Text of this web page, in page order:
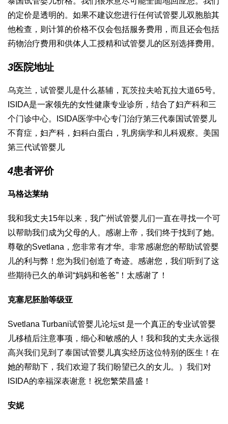
的定价是透明的。如果不建议您进行任何试管婴儿双胞胎其
他检查，则计算的价格不仅会包括服务费用，而且还会包括
药物治疗费用和供体人工授精和试管婴儿的区别 选择费用。
3医院地址
乌克兰， 试管婴儿是什么基辅，瓦茨拉夫哈瓦拉大道65号。
ISIDA是一家领先的女性健康专业诊所，结合了妇产科和三
个门诊中心。ISIDA医学中心专门治疗第三代泰国试管婴儿
不育症，妇产科，妇科白蛋白 ，乳房病学和儿科观察。 美国
第三代试管婴儿
4患者评价
马格达莱纳
我和我丈夫15年以来，我广州试管婴儿们一直在寻找一个可
以帮助我们成为父母的人。感谢上帝，我们终于找到了她。
尊敬的Svetlana，您非常有才华。非常感谢您的帮助试管婴
儿的利与弊 ！您为我们创造了奇迹。感谢您，我们听到了这
些期待已久的单词“妈妈和爸爸”！太感谢了！
克塞尼胚胎等级亚
Svetlana Turbani试管婴儿论坛st 是一个真正的专业试管婴
儿移植后注意事项 ，细心和敏感的人！我和我的丈夫永远很
高兴我们见到了泰国试管婴儿真实经历这位特别的医生！在
她的帮助下，我们欢迎了我们盼望已久的女儿。）我们对
ISIDA的幸福深表谢意！祝您繁荣昌盛！
安妮